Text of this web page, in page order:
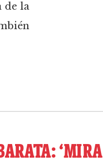
de la
‘MIRA